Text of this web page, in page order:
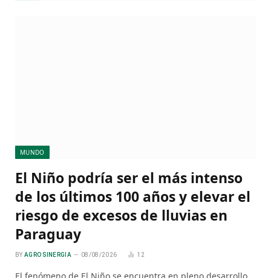
MUNDO
El Niño podría ser el más intenso
de los últimos 100 años y elevar el
riesgo de excesos de lluvias en
Paraguay
BY AGRO SINERGIA 08/08/2026 12